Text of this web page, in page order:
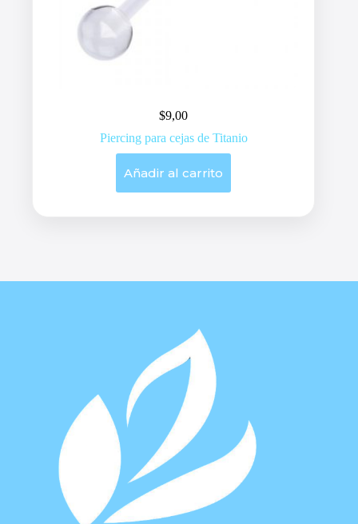
$9,00
Piercing para cejas de Titanio
Añadir al carrito